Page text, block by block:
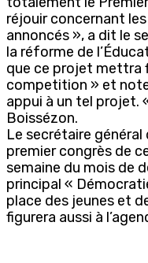
réjouir concernant
annoncés », a dit le
la réforme de
que ce projet mettra
competition » et note
appui à un tel projet.
Boissézon.
Le secrétaire général
premier congrès de
semaine du mois de
principal «
place des jeunes et
figurera aussi à